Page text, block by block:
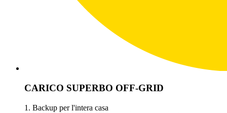
CARICO SUPERBO OFF-GRID
1. Backup per l'intera casa